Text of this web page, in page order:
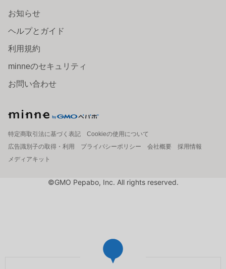
お知らせ
ヘルプとガイド
利用規約
minneのセキュリティ
お問い合わせ
特定商取引法に基づく表記
Cookieの使用について
広告識別子の取得・利用
プライバシーポリシー 会社概要
採用情報
メディアキット
©GMO Pepabo, Inc. All rights reserved.